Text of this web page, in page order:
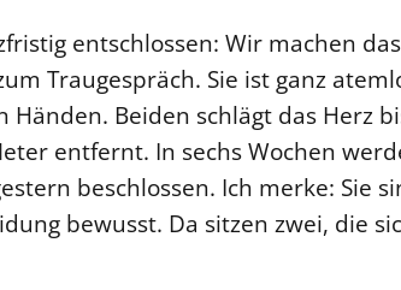
entschlossen: Wir machen
Traugespräch. Sie ist ganz
Beiden schlägt das Herz
entfernt. In sechs Wochen
beschlossen. Ich merke: Sie
bewusst. Da sitzen zwei, die